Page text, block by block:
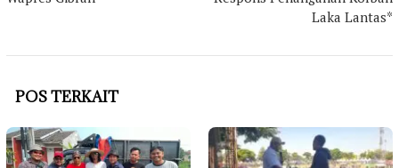
Laka Lantas*
POS TERKAIT